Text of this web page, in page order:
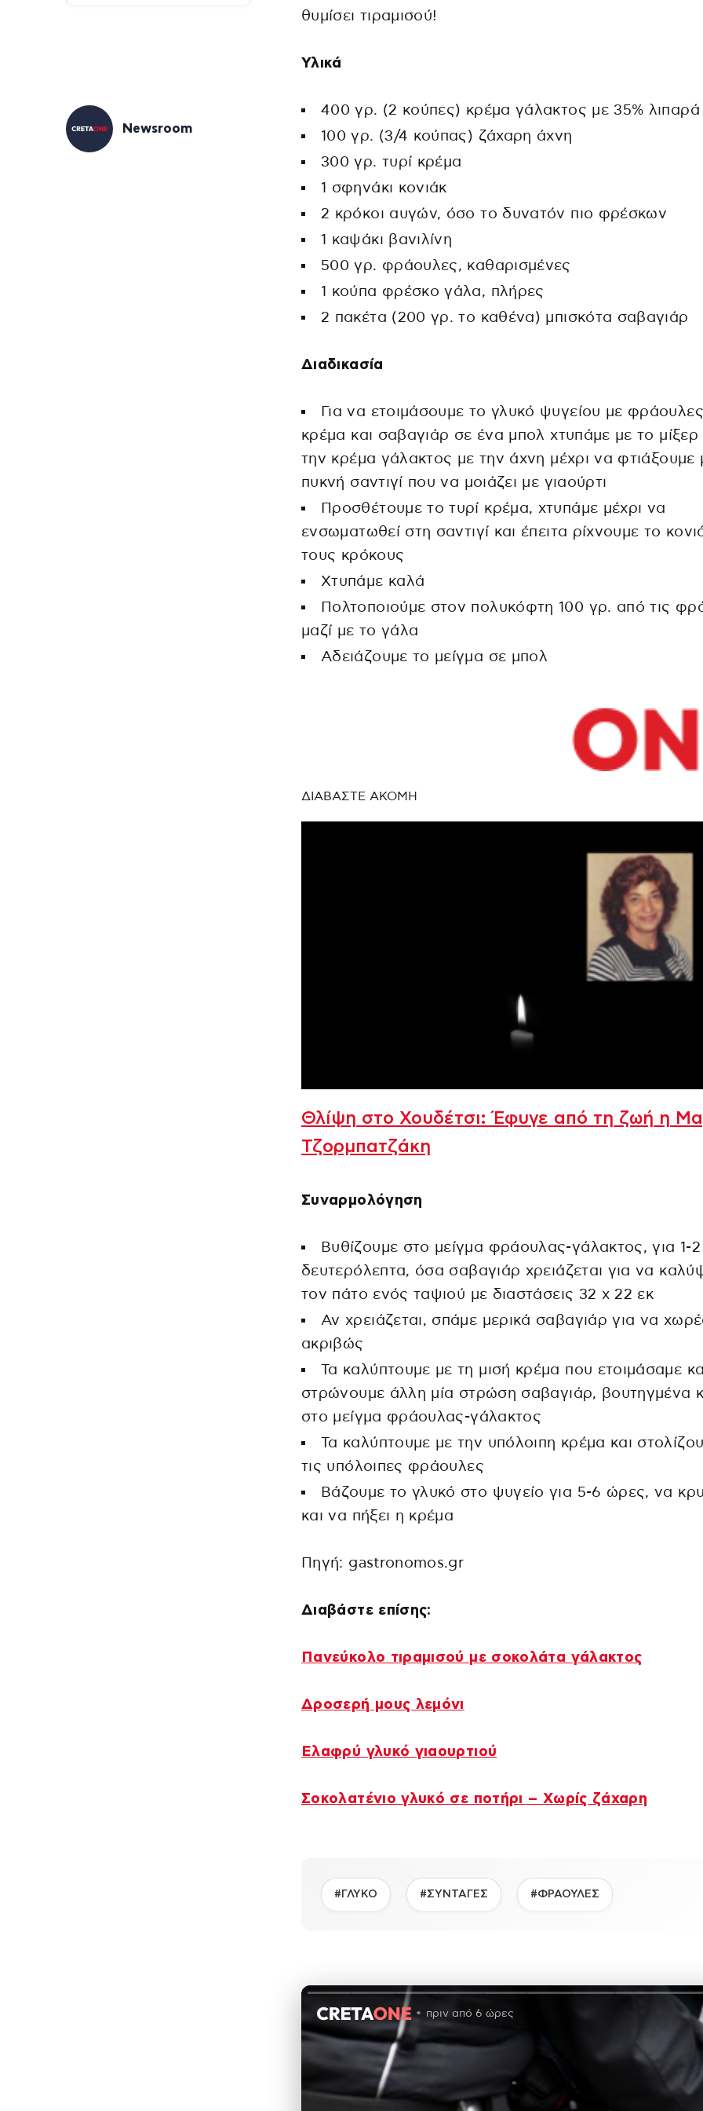
Newsroom
θυμίσει τιραμισού!
Υλικά
400 γρ. (2 κούπες) κρέμα γάλακτος με 35% λιπαρά
100 γρ. (3/4 κούπας) ζάχαρη άχνη
300 γρ. τυρί κρέμα
1 σφηνάκι κονιάκ
2 κρόκοι αυγών, όσο το δυνατόν πιο φρέσκων
1 καψάκι βανιλίνη
500 γρ. φράουλες, καθαρισμένες
1 κούπα φρέσκο γάλα, πλήρες
2 πακέτα (200 γρ. το καθένα) μπισκότα σαβαγιάρ
Διαδικασία
Για να ετοιμάσουμε το γλυκό ψυγείου με
κρέμα και σαβαγιάρ σε ένα μπολ χτυπάμε με το μίξερ
την κρέμα γάλακτος με την άχνη μέχρι να φτιάξουμε
πυκνή σαντιγί που να μοιάζει με γιαούρτι
Προσθέτουμε το τυρί κρέμα, χτυπάμε μέχρι να
ενσωματωθεί στη σαντιγί και έπειτα ρίχνουμε το
τους κρόκους
Χτυπάμε καλά
Πολτοποιούμε στον πολυκόφτη 100 γρ. από τις
μαζί με το γάλα
Αδειάζουμε το μείγμα σε μπολ
ΔΙΑΒΑΣΤΕ ΑΚΟΜΗ
Θλίψη στο Χουδέτσι: Έφυγε από τη ζωή η
Τζορμπατζάκη
Συναρμολόγηση
Βυθίζουμε στο μείγμα φράουλας-γάλακτος, για 1-2
δευτερόλεπτα, όσα σαβαγιάρ χρειάζεται για να
τον πάτο ενός ταψιού με διαστάσεις 32 x 22 εκ
Αν χρειάζεται, σπάμε μερικά σαβαγιάρ για να
ακριβώς
Τα καλύπτουμε με τη μισή κρέμα που ετοιμάσαμε
στρώνουμε άλλη μία στρώση σαβαγιάρ, βουτηγμένα
στο μείγμα φράουλας-γάλακτος
Τα καλύπτουμε με την υπόλοιπη κρέμα και
τις υπόλοιπες φράουλες
Βάζουμε το γλυκό στο ψυγείο για 5-6 ώρες, να
και να πήξει η κρέμα
Πηγή: gastronomos.gr
Διαβάστε επίσης:
Πανεύκολο τιραμισού με σοκολάτα γάλακτος
Δροσερή μους λεμόνι
Ελαφρύ γλυκό γιαουρτιού
Σοκολατένιο γλυκό σε ποτήρι – Χωρίς ζάχαρη
#ΓΛΥΚΟ #ΣΥΝΤΑΓΕΣ #ΦΡΑΟΥΛΕΣ
πριν από 6 ώρες